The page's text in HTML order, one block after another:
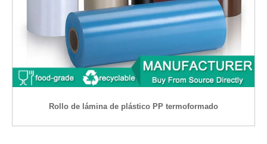
Rollo de lámina de plástico PP termoformado